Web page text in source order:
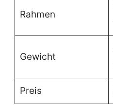
Rahmen
Gewicht
Preis